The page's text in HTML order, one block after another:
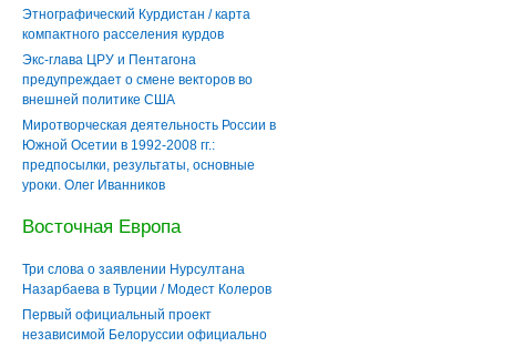
Этнографический Курдистан / карта
компактного расселения курдов
Экс-глава ЦРУ и Пентагона
предупреждает о смене векторов во
внешней политике США
Миротворческая деятельность России в
Южной Осетии в 1992-2008 гг.:
предпосылки, результаты, основные
уроки. Олег Иванников
Восточная Европа
Три слова о заявлении Нурсултана
Назарбаева в Турции / Модест Колеров
Первый официальный проект
независимой Белоруссии официально